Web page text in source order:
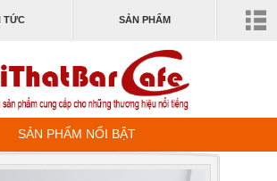
TỨC SẢN PHẨM
SẢN PHẨM NỔI BẬT